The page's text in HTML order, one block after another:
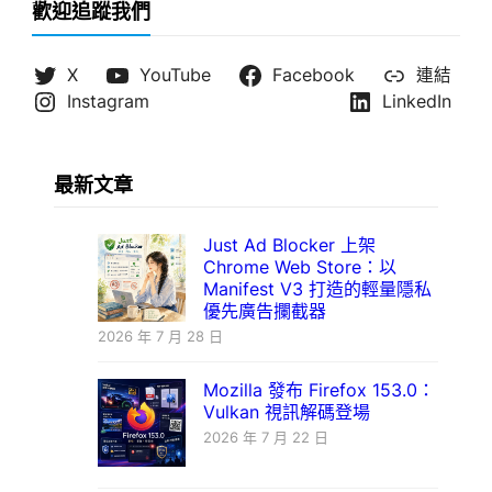
歡迎追蹤我們
X YouTube Facebook
連結
Instagram
LinkedIn
最新文章
Just Ad Blocker 上架
Chrome Web Store：以
Manifest V3 打造的輕量隱私
優先廣告攔截器
2026 年 7 月 28 日
Mozilla 發布 Firefox 153.0：
Vulkan 視訊解碼登場
2026 年 7 月 22 日